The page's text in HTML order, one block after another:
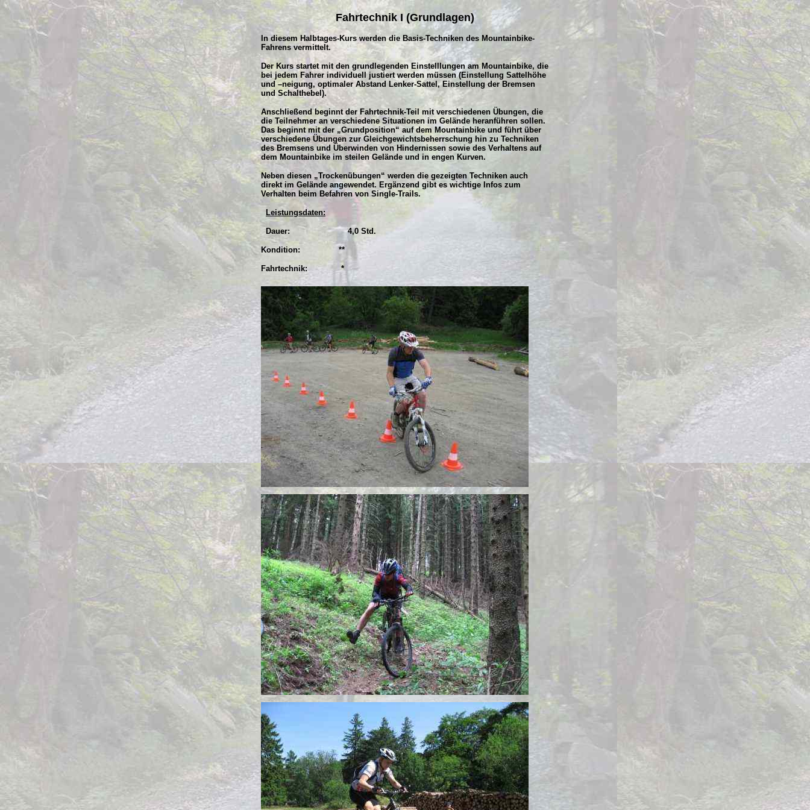
Fahrtechnik I (Grundlagen)
In diesem Halbtages-Kurs werden die Basis-Techniken des Mountainbike-
Fahrens vermittelt.
Der Kurs startet mit den grundlegenden Einstelllungen am Mountainbike, die
bei jedem Fahrer individuell justiert werden müssen (Einstellung Sattelhöhe
und –neigung, optimaler Abstand Lenker-Sattel, Einstellung der Bremsen
und Schalthebel).
Anschließend beginnt der Fahrtechnik-Teil mit verschiedenen Übungen, die
die Teilnehmer an verschiedene Situationen im Gelände heranführen sollen.
Das beginnt mit der „Grundposition“ auf dem Mountainbike und führt über
verschiedene Übungen zur Gleichgewichtsbeherrschung hin zu Techniken
des Bremsens und Überwinden von Hindernissen sowie des Verhaltens auf
dem Mountainbike im steilen Gelände und in engen Kurven.
Neben diesen „Trockenübungen“ werden die gezeigten Techniken auch
direkt im Gelände angewendet. Ergänzend gibt es wichtige Infos zum
Verhalten beim Befahren von Single-Trails.
Leistungsdaten:
Dauer: 4,0 Std.
Kondition: **
Fahrtechnik: *